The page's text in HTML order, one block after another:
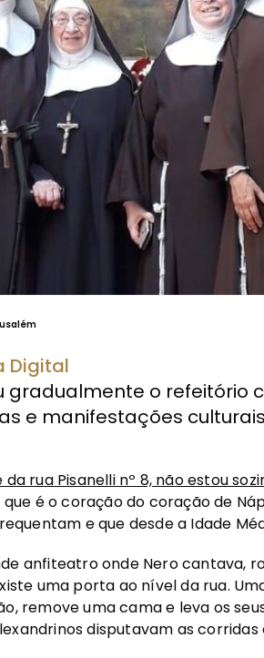
Digital
gradualmente o refeitório
e manifestações
rua Pisanelli nº 8, não estou
é o coração do coração de
e que desde a Idade
anfiteatro onde Nero cantava,
uma porta ao nível da rua.
remove uma cama e leva os
disputavam as